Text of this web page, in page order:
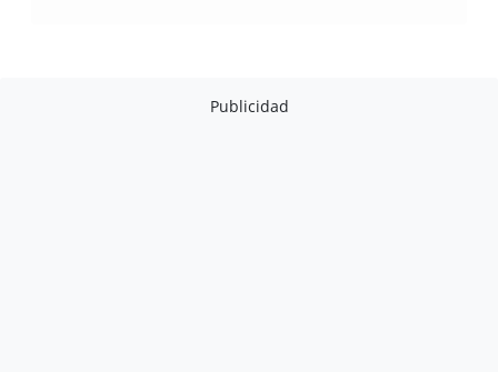
Publicidad